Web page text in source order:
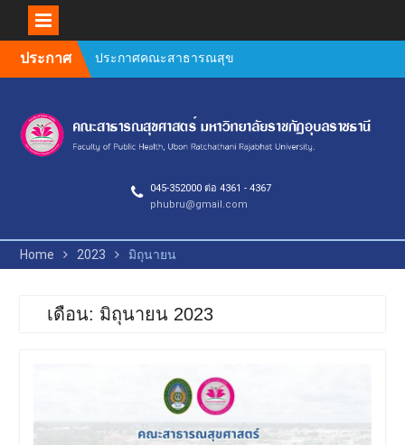
ประกาศ
ประกาศคณะสาธารณสุข
ศาสตร์ เรื่อง หลักเกณฑ์การ
ผลงานทางวิชาการ ของ
บุคลากรสายวิชาการและ
สายสนับสนุน คณะ
Author Guidelines and
Manuscript Preparation
คำชี้แจงการตีพิมพ์วารสาร
วิจัยสาธารณสุขศาสตร์ 2569
ตรวจประเมินคุณภาพการ
ศึกษาภายใน ระดับหลักสูตร
กิจกรรมประกวดผลงาน
วิชาการ วิจัย และนวัตกรรม
การประชุมวิชาการ PH
UBRU Symposium : Public
045-352000 ต่อ 4361 - 4367
phubru@gmail.com
Home 2023 มิถุนายน
เดือน: มิถุนายน 2023